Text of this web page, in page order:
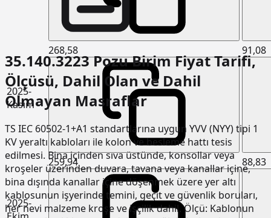
2025-
Kasım
268,58 91,08
2025-
259,94 88,83
35.140.3223 Pozu Birim Fiyat Tarifi,
Ölçüsü, Dahil Olan ve Dahil
Olmayan Masraflar
TS IEC 60502-1+A1 standartlarına uygun YVV (NYY) tipi 1
KV yeraltı kabloları ile kolon ve besleme hattı tesis
edilmesi. Bina içinden sıva üstünde, konsollar veya
kroşeler üzerinden duvara, tavana veya kanallar içine,
bina dışında kanallar içine döşenmek üzere yer altı
kablosunun işyerinde temini, geçit ve güvenlik boruları,
her nevi malzeme kroşe ve işçilik dahil. Ölçü: Kablonun